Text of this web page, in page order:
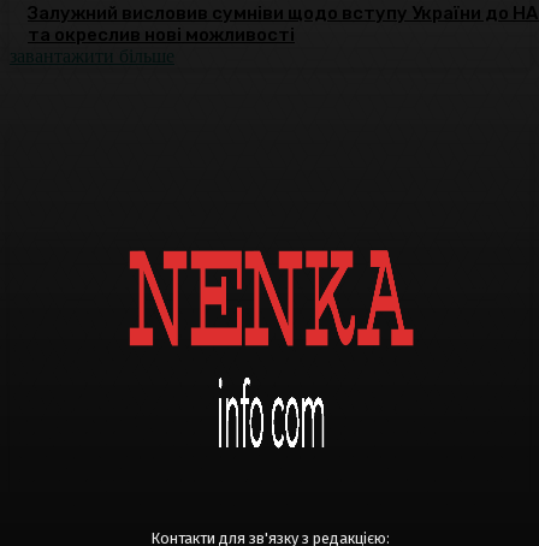
Залужний висловив сумніви щодо вступу України до
та окреслив нові можливості
завантажити більше
Контакти для зв'язку з редакцією: